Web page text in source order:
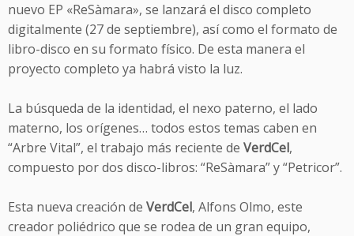
nuevo EP «ReSàmara», se lanzará el disco completo
digitalmente (27 de septiembre), así como el formato de
libro-disco en su formato físico. De esta manera el
proyecto completo ya habrá visto la luz.
La búsqueda de la identidad, el nexo paterno, el lado
materno, los orígenes… todos estos temas caben en
“Arbre Vital”, el trabajo más reciente de VerdCel,
compuesto por dos disco-libros: “ReSàmara” y “Petricor”.
Esta nueva creación de VerdCel, Alfons Olmo, este
creador poliédrico que se rodea de un gran equipo,